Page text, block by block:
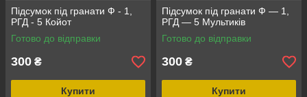
Підсумок під гранати Ф - 1,
РГД - 5 Койот
Готово до відправки
300 ₴
Купити
Підсумок під гранати Ф — 1,
РГД — 5 Мультиків
Готово до відправки
300 ₴
Купити